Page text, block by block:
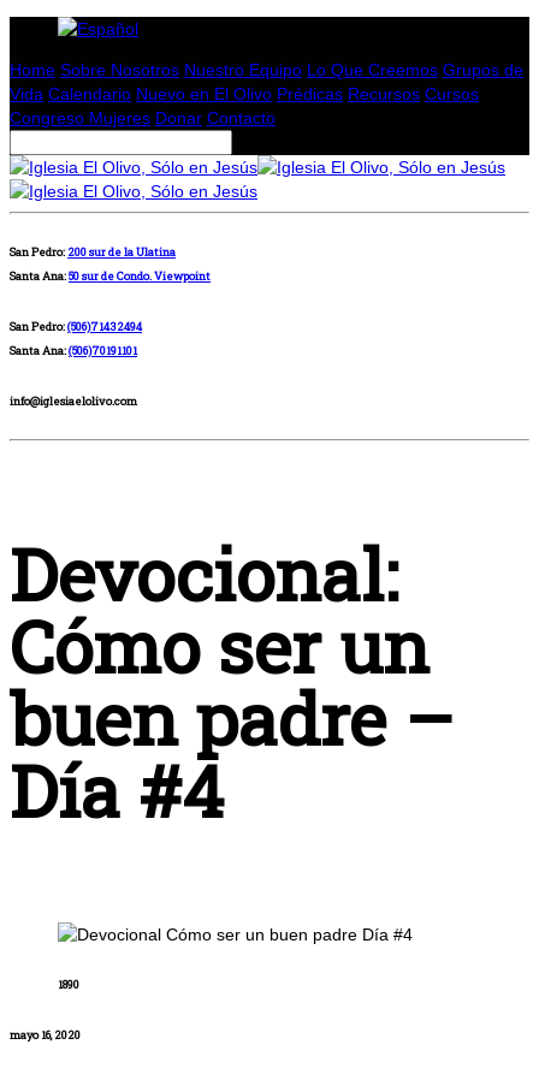
Home Sobre Nosotros Nuestro Equipo Lo Que Creemos Grupos de
Vida Calendario Nuevo en El Olivo Prédicas Recursos Cursos
Congreso Mujeres Donar Contacto
San Pedro: 200 sur de la Ulatina
Santa Ana:50 sur de Condo. Viewpoint
San Pedro:(506)71432494
Santa Ana:(506)70191101
info@iglesiaelolivo.com
Devocional:
Cómo ser un
buen padre –
Día #4
1890
mayo 16, 2020